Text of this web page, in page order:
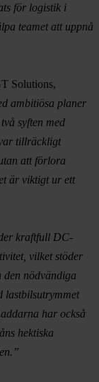
för logistik i
teamet att uppnå
Solutions,
ambitiösa planer
syften med
tillräckligt
att förlora
är viktigt ur ett
kraftfull DC-
vilket stöder
nödvändiga
lastbilsutrymmet
har också
hektiska